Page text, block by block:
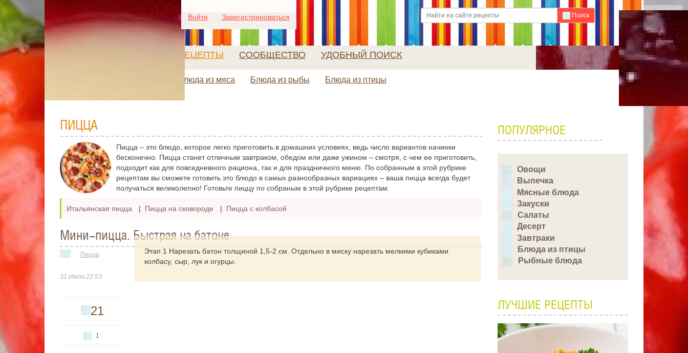
Войти Зарегистрироваться Поиск
РЕЦЕПТЫ СООБЩЕСТВО УДОБНЫЙ ПОИСК
Блюда из мяса Блюда из рыбы Блюда из птицы
ПИЦЦА
Пицца – это блюдо, которое легко приготовить в домашних условиях, ведь число вариантов начинки
бесконечно. Пицца станет отличным завтраком, обедом или даже ужином – смотря, с чем ее приготовить,
подходит как для повседневного рациона, так и для праздничного меню. По собранным в этой рубрике
рецептам вы сможете готовить это блюдо в самых разнообразных вариациях – ваша пицца всегда будет
получаться великолепно! Готовьте пиццу по собраным в этой рубрике рецептам.
Итальянская пицца | Пицца на сковороде | Пицца с колбасой
Мини-пицца. Быстрая на батоне
Пицца
31 Июля 22:53
21
1
Этап 1 Нарезать батон толщиной 1,5-2 см. Отдельно в миску нарезать мелкими кубиками
колбасу, сыр, лук и огурцы.
ПОПУЛЯРНОЕ
Овощи
Выпечка
Мясные блюда
Закуски
Салаты
Десерт
Завтраки
Блюда из птицы
Рыбные блюда
ЛУЧШИЕ РЕЦЕПТЫ
Для любых предложений по
сайту: ideaport@cp9.ru